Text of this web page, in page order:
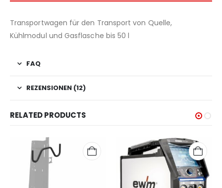
Transportwagen für den Transport von Quelle,
Kühlmodul und Gasflasche bis 50 l
FAQ
REZENSIONEN (12)
RELATED PRODUCTS